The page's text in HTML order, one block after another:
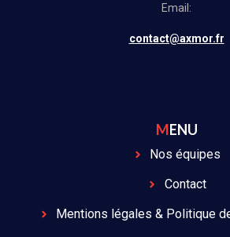
Email:
contact@axmor.fr
MENU
Nos équipes
Contact
Mentions légales & Politique